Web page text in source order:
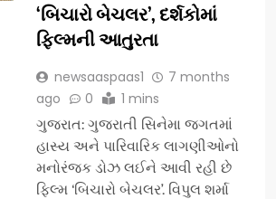
‘બિચારો બેચલર’, દર્શકોમાં
ફિલ્મની આતુરતા
newsaaspaas1
7 months
ago
0 1 mins
ગુજરાત: ગુજરાતી સિનેમા જગતમાં
હાસ્ય અને પારિવારિક લાગણીઓનો
મનોરંજક ડોઝ લઈને આવી રહી છે
ફિલ્મ ‘બિચારો બેચલર’. વિપુલ શર્મા